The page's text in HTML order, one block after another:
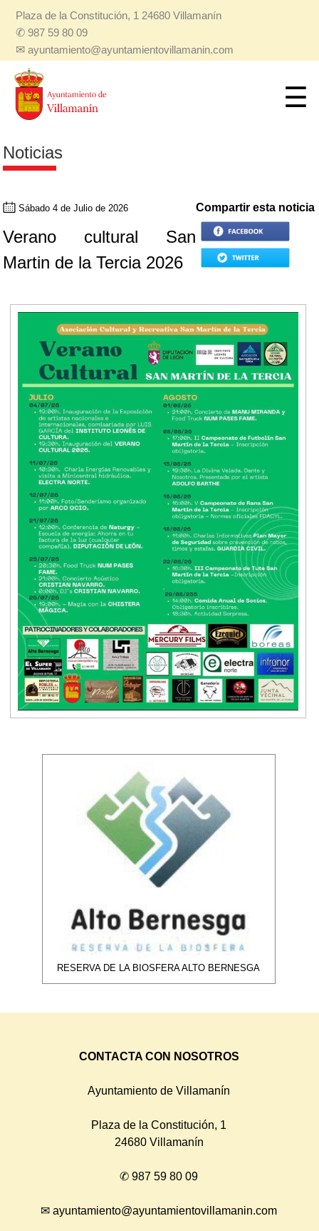
Plaza de la Constitución, 1 24680 Villamanín
✆987 59 80 09
✉ayuntamiento@ayuntamientovillamanin.com
RESERVA DE LA BIOSFERA ALTO BERNESGA
Noticias
Compartir esta noticia
Sábado 4 de Julio de 2026
Verano cultural San
Martin de la Tercia 2026
CONTACTA CON NOSOTROS
Ayuntamiento de Villamanín
Plaza de la Constitución, 1
24680 Villamanín
✆ 987 59 80 09
✉ ayuntamiento@ayuntamientovillamanin.com